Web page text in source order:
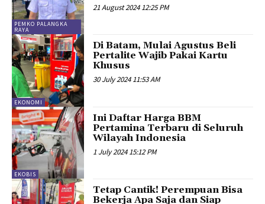
PEMKO PALANGKA
RAYA
21 August 2024 12:25 PM
EKONOMI
Di Batam, Mulai Agustus Beli
Pertalite Wajib Pakai Kartu
Khusus
30 July 2024 11:53 AM
EKOBIS
Ini Daftar Harga BBM
Pertamina Terbaru di Seluruh
Wilayah Indonesia
1 July 2024 15:12 PM
Tetap Cantik! Perempuan Bisa
Bekerja Apa Saja dan Siap